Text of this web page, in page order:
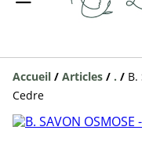
Accueil / Articles / . / B.
Cedre